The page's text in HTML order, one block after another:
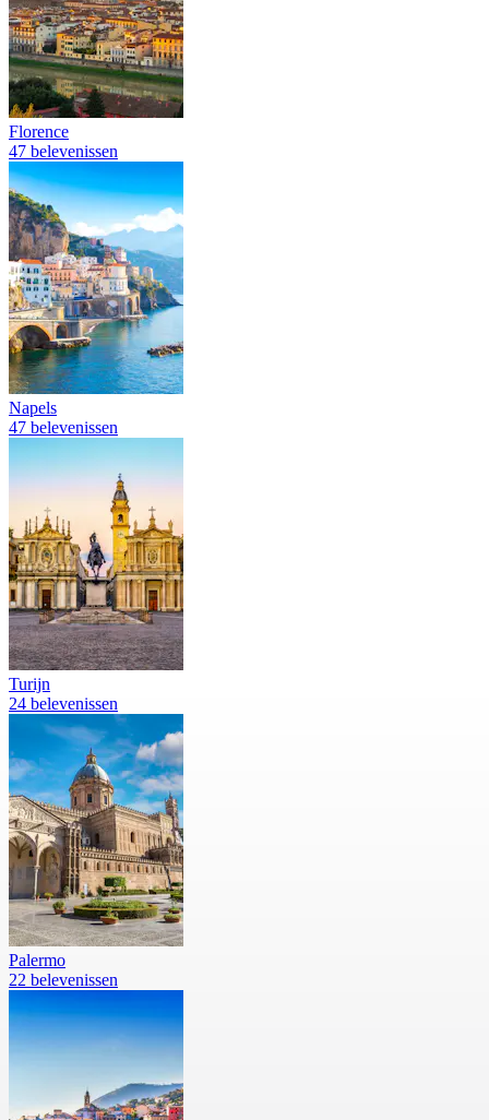
Florence
47 belevenissen
Napels
47 belevenissen
Turijn
24 belevenissen
Palermo
22 belevenissen